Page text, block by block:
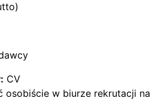
CV
osobiście w biurze rekrutacji na